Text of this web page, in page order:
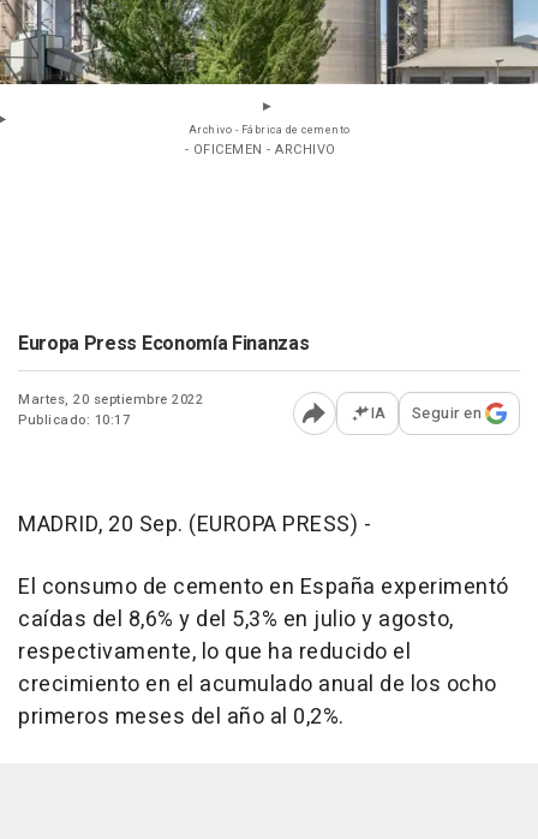
Archivo - Fábrica de cemento
- OFICEMEN - ARCHIVO
Europa Press Economía Finanzas
Martes, 20 septiembre 2022
Publicado: 10:17
Abrir opciones para
IA Seguir en
MADRID, 20 Sep. (EUROPA PRESS) -
El consumo de cemento en España experimentó
caídas del 8,6% y del 5,3% en julio y agosto,
respectivamente, lo que ha reducido el
crecimiento en el acumulado anual de los ocho
primeros meses del año al 0,2%.